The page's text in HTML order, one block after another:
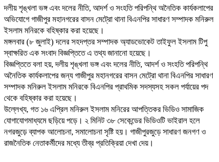
দলীয় শৃঙ্খলা ভঙ্গ এবং দলের নীতি, আদর্শ ও সংহতি পরিপন্থি অনৈতিক কার্যকলাপের
অভিযোগে গাজীপুর মহানগরের বাসন মেট্রো থানা বিএনপির সাধারণ সম্পাদক মনিরুল
ইসলাম মনিরকে বহিষ্কার করা হয়েছে।
মঙ্গলবার (৮ জুলাই) দলের সহদপ্তর সম্পাদক অ্যাডভোকেট তাইফুল ইসলাম টিপু
স্বাক্ষরিত এক সংবাদ বিজ্ঞপ্তিতে এ তথ্য জানানো হয়েছে।
বিজ্ঞপ্তিতে বলা হয়, দলীয় শৃঙ্খলা ভঙ্গ এবং দলের নীতি, আদর্শ ও সংহতি পরিপন্থি
অনৈতিক কার্যকলাপের জন্য গাজীপুর মহানগরের বাসন মেট্রো থানা বিএনপির সাধারণ
সম্পাদক মনিরুল ইসলাম মনিরকে বিএনপির প্রাথমিক সদস্যসহ সকল পর্যায়ের পদ
থেকে বহিষ্কার করা হয়েছে।
উল্লেখ্য, গত ১৬ এপ্রিল মনিরুল ইসলাম মনিরের আপত্তিকর ভিডিও সামাজিক
যোগাযোগমাধ্যমে ছড়িয়ে পড়ে। ২ মিনিট ৩৮ সেকেন্ডের ভিডিওটি ভাইরাল হলে
নগরজুড়ে ব্যাপক আলোচনা, সমালোচনা সৃষ্টি হয়। গাজীপুরজুড়ে সাধারণ জনগণ ও
রাজনৈতিক নেতাকর্মীদের মধ্যে তীব্র প্রতিক্রিয়া দেখা দেয়।